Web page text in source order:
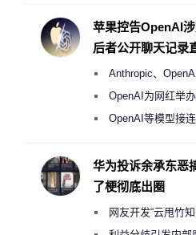
度
苹果控告OpenAI
后者公开聊天记录
Anthropic、
《人工智能法案》全
OpenAI为网红举
2000美元一晚 遭讽“
OpenAI等模型接
华为投诉余承东恶
了梗彻底出圈
网友开发“云甩竹